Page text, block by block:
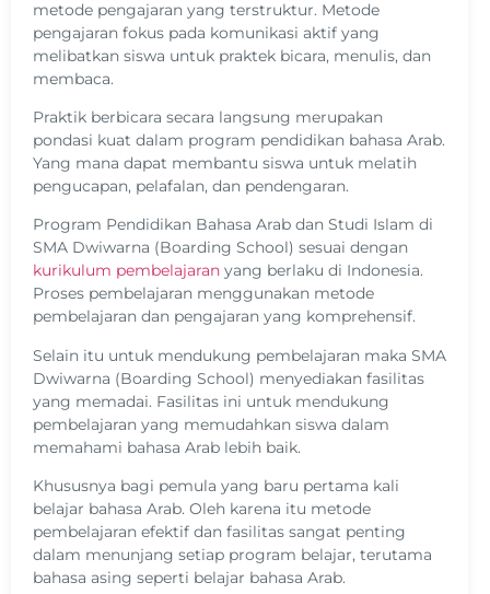
metode pengajaran yang terstruktur. Metode
pengajaran fokus pada komunikasi aktif yang
melibatkan siswa untuk praktek bicara, menulis, dan
membaca.
Praktik berbicara secara langsung merupakan
pondasi kuat dalam program pendidikan bahasa Arab.
Yang mana dapat membantu siswa untuk melatih
pengucapan, pelafalan, dan pendengaran.
Program Pendidikan Bahasa Arab dan Studi Islam di
SMA Dwiwarna (Boarding School) sesuai dengan
kurikulum pembelajaran yang berlaku di Indonesia.
Proses pembelajaran menggunakan metode
pembelajaran dan pengajaran yang komprehensif.
Selain itu untuk mendukung pembelajaran maka SMA
Dwiwarna (Boarding School) menyediakan fasilitas
yang memadai. Fasilitas ini untuk mendukung
pembelajaran yang memudahkan siswa dalam
memahami bahasa Arab lebih baik.
Khususnya bagi pemula yang baru pertama kali
belajar bahasa Arab. Oleh karena itu metode
pembelajaran efektif dan fasilitas sangat penting
dalam menunjang setiap program belajar, terutama
bahasa asing seperti belajar bahasa Arab.